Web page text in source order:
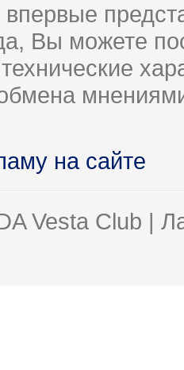
Вы можете
технические
на сайте
Vesta Club |